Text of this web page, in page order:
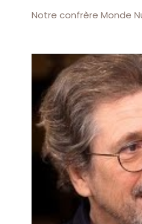
Notre confrère Monde